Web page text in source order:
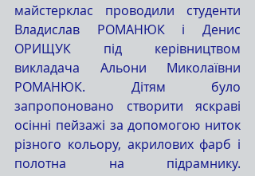
майстерклас проводили студенти
Владислав РОМАНЮК і Денис
ОРИЩУК під керівництвом
викладача Альони Миколаївни
РОМАНЮК. Дітям було
запропоновано створити яскраві
осінні пейзажі за допомогою ниток
різного кольору, акрилових фарб і
полотна на підрамнику.